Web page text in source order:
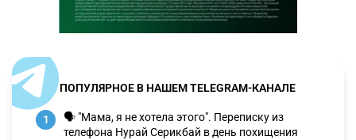
ПОПУЛЯРНОЕ В НАШЕМ TELEGRAM-КАНАЛЕ
1
🗣 "Мама, я не хотела этого". Переписку из
телефона Нурай Серикбай в день похищения